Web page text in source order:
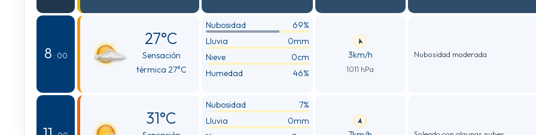
8 : 00
27°C
Sensación
térmica 27°C
Nubosidad
69%
Lluvia
0mm
Nieve
0cm
Humedad
46%
3km/h
1011 hPa
Nubosidad moderada
31°C
Nubosidad
7%
Lluvia
0mm